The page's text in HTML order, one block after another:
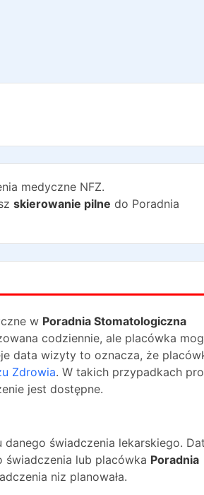
medyczne NFZ.
skierowanie pilne do Poradnia
w Poradnia Stomatologiczna
codziennie, ale placówka
data wizyty to oznacza, że
Zdrowia. W takich przypadkach
jest dostępne.
świadczenia lekarskiego.
świadczenia lub placówka Poradnia
niz planowała.